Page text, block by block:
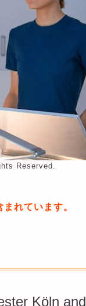
Reserved.
れています。
Köln and